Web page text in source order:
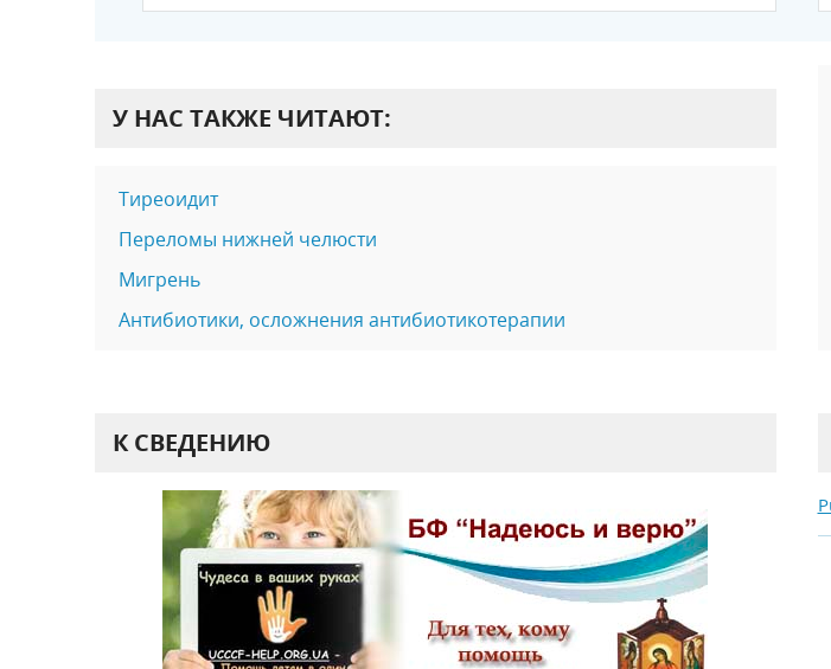
У НАС ТАКЖЕ ЧИТАЮТ:
Тиреоидит
Переломы нижней челюсти
Мигрень
Антибиотики, осложнения антибиотикотерапии
К СВЕДЕНИЮ